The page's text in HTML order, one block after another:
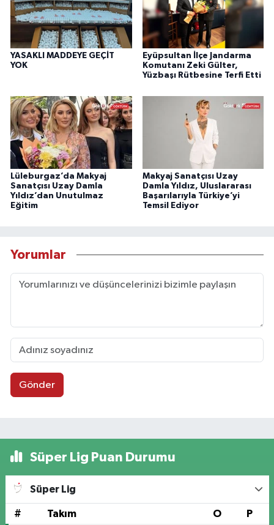
YASAKLI MADDEYE GEÇİT
YOK
Eyüpsultan İlçe Jandarma
Komutanı Zeki Gülter,
Yüzbaşı Rütbesine Terfi Etti
Lüleburgaz’da Makyaj
Sanatçısı Uzay Damla
Yıldız’dan Unutulmaz
Eğitim
Makyaj Sanatçısı Uzay
Damla Yıldız, Uluslararası
Başarılarıyla Türkiye’yi
Temsil Ediyor
Yorumlar
Gönder
Süper Lig Puan Durumu
Süper Lig
# Takım O P